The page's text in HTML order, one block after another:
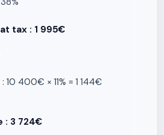
tax : 1 995€
10 400€ × 11% = 1 144€
: 3 724€